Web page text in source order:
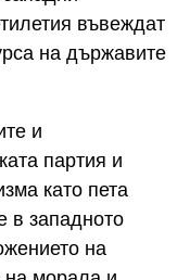
въвеждат
на държавите
и
партия и
като пета
в западното
на